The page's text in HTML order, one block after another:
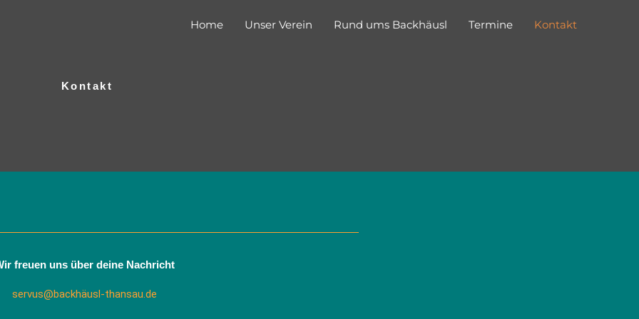
Home Unser Verein Rund ums Backhäusl Termine Kontakt
Kontakt
freuen uns über deine Nachricht
servus@backhäusl-thansau.de